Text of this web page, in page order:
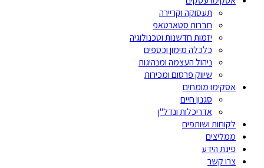
תעסוקה וקריירה
חברות סטארטאפ
יזמות חדשנות וטכנולוגיה
כלכלה מימון וכספים
ניהול העצמה ומנהיגות
שיווק פרסום ומכירות
אסקימו מומחים
סגנון חיים
אדריכלות ונדל"ן
לקוחות ושותפים
ממליצים
פינת הידע
צרו קשר